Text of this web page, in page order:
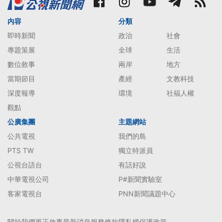
內容
即時新聞
專題策展
數位敘事
當期節目
深度報導
觀點
分類
政治
社會
全球
生活
兩岸
地方
產經
文教科技
環境
社福人權
公廣集團
公共電視
PTS TW
公視台語台
中華電視公司
客家電視台
主題網站
我們的島
獨立特派員
有話好說
P#新聞實驗室
PNN新聞議題中心